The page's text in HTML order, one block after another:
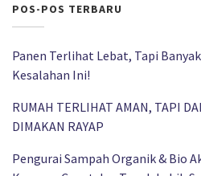
POS-POS TERBARU
Panen Terlihat Lebat, Tapi
Kesalahan Ini!
RUMAH TERLIHAT AMAN, TAPI
DIMAKAN RAYAP
Pengurai Sampah Organik & Bio